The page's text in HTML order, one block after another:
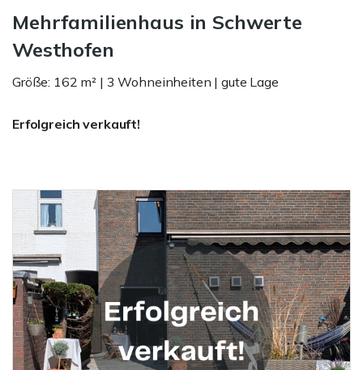
Mehrfamilienhaus in Schwerte
Westhofen
Größe: 162 m² | 3 Wohneinheiten | gute Lage
Erfolgreich verkauft!